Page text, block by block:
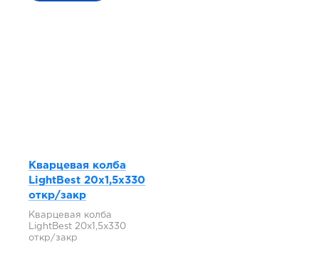
Кварцевая колба
LightBest 20x1,5x330
откр/закр
Кварцевая колба
LightBest 20x1,5x330
откр/закр